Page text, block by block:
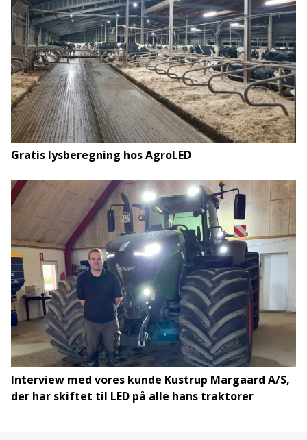
Gratis lysberegning hos AgroLED
Interview med vores kunde Kustrup Margaard A/S,
der har skiftet til LED på alle hans traktorer